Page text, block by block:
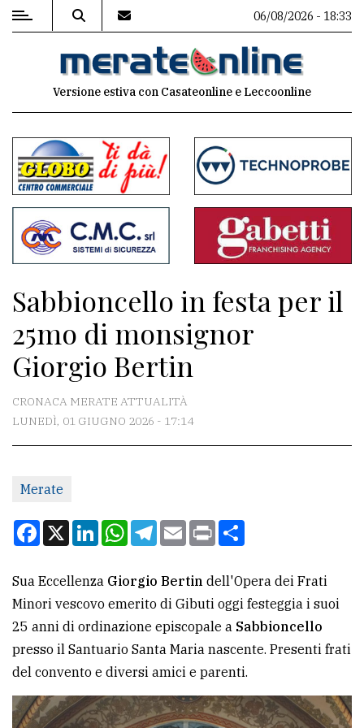
MENU
commenti
Contenuti
del
sito
Associazioni
Meteo
CONTATTI
Scrivici
Per
la
pubblicità
CERCA
Cerca
per
06/08/2026 - 18:33
Versione estiva con Casateonline e Leccoonline
Sabbioncello in festa per il
25mo di monsignor
Giorgio Bertin
CRONACA MERATE ATTUALITÀ
LUNEDÌ, 01 GIUGNO 2026 - 17:14
Merate
Facebook
X LinkedInWhatsApp
Telegram
EmailPrint
Sua Eccellenza Giorgio Bertin dell'Opera dei Frati
Minori vescovo emerito di Gibuti oggi festeggia i suoi
25 anni di ordinazione episcopale a Sabbioncello
presso il Santuario Santa Maria nascente. Presenti frati
del convento e diversi amici e parenti.